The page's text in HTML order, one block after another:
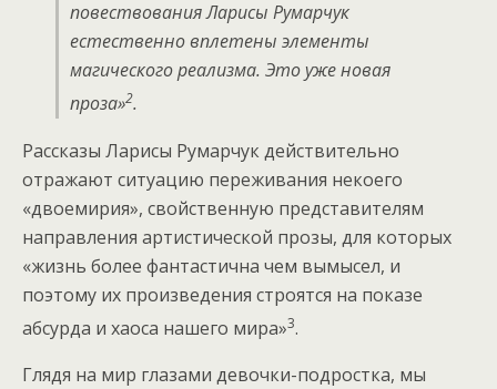
повествования Ларисы Румарчук
естественно вплетены элементы
магического реализма. Это уже новая
проза»2.
Рассказы Ларисы Румарчук действительно
отражают ситуацию переживания некоего
«двоемирия», свойственную представителям
направления артистической прозы, для которых
«жизнь более фантастична чем вымысел, и
поэтому их произведения строятся на показе
абсурда и хаоса нашего мира»3.
Глядя на мир глазами девочки-подростка, мы